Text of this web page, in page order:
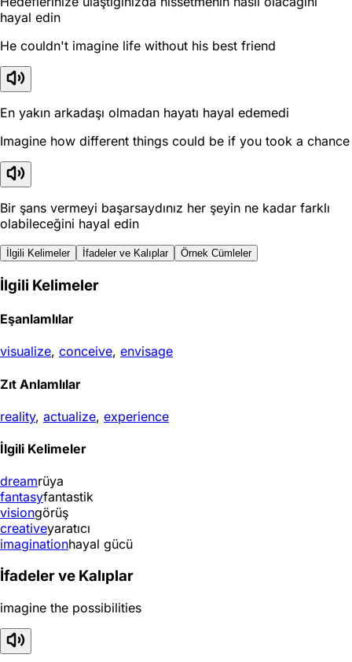
hayal edin
He couldn't imagine life without his best friend
En yakın arkadaşı olmadan hayatı hayal edemedi
Imagine how different things could be if you took a chance
Bir şans vermeyi başarsaydınız her şeyin ne kadar farklı
olabileceğini hayal edin
İlgili Kelimeler İfadeler ve Kalıplar Örnek Cümleler
İlgili Kelimeler
Eşanlamlılar
visualize, conceive, envisage
Zıt Anlamlılar
reality, actualize, experience
İlgili Kelimeler
dreamrüya
fantasyfantastik
visiongörüş
creativeyaratıcı
imaginationhayal gücü
İfadeler ve Kalıplar
imagine the possibilities